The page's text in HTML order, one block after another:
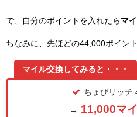
で、自分のポイントを入れたら マ
ちなみに、先ほどの44,000ポイン
マイル交換してみると・・・
ちょびリッチ
→ 11,000マ